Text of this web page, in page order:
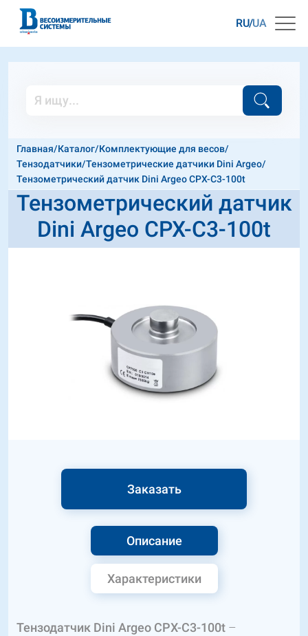
RU UA
Главная/Каталог/Комплектующие для весов/
Тензодатчики/Тензометрические датчики Dini Argeo/
Тензометрический датчик Dini Argeo CPX-C3-100t
Тензометрический датчик
Dini Argeo CPX-C3-100t
Описание
Характеристики
Заказать
Тензодатчик Dini Argeo CPX-C3-100t –